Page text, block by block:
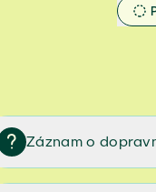
Záznam o
Záznam o dopravní